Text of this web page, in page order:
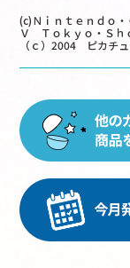
(c)Ｎｉｎｔｅｎｄｏ
Ｖ Ｔｏｋｙｏ・Ｓ
（ｃ）2004 ピカチ